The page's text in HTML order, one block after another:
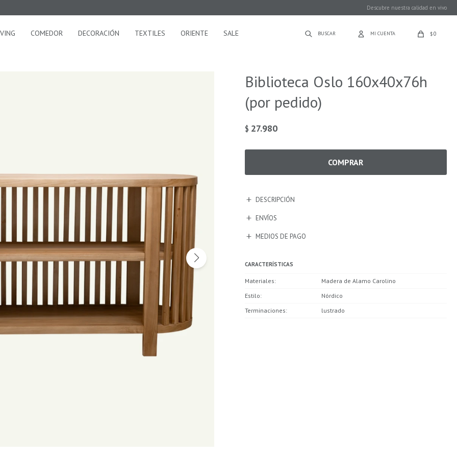
COMEDOR DECORACIÓN TEXTILES ORIENTE SALE $0
Descubre nuestra calidad en vivo
Biblioteca Oslo 160x40x76h
(por pedido)
$ 27.980
COMPRAR
DESCRIPCIÓN
ENVÍOS
MEDIOS DE PAGO
CARACTERÍSTICAS
Materiales
Madera de Alamo Carolino
Estilo
Nórdico
Terminaciones
lustrado